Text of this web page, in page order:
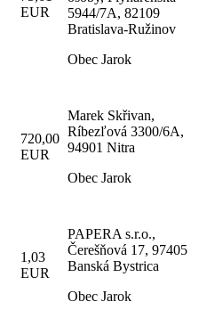
EUR
5944/7A, 82109
Bratislava-Ružinov
Obec Jarok
720,00
EUR
Marek Skřivan,
Ríbezľová 3300/6A,
94901 Nitra
Obec Jarok
1,03
EUR
PAPERA s.r.o.,
Čerešňová 17, 97405
Banská Bystrica
Obec Jarok